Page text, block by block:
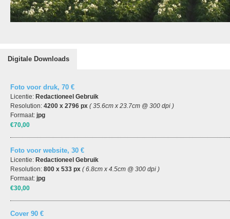
Digitale Downloads
Foto voor druk, 70 €
Licentie: Redactioneel Gebruik
Resolution: 4200 x 2796 px ( 35.6cm x 23.7cm @ 300 dpi )
Formaat: jpg
€70,00
Foto voor website, 30 €
Licentie: Redactioneel Gebruik
Resolution: 800 x 533 px ( 6.8cm x 4.5cm @ 300 dpi )
Formaat: jpg
€30,00
Cover 90 €